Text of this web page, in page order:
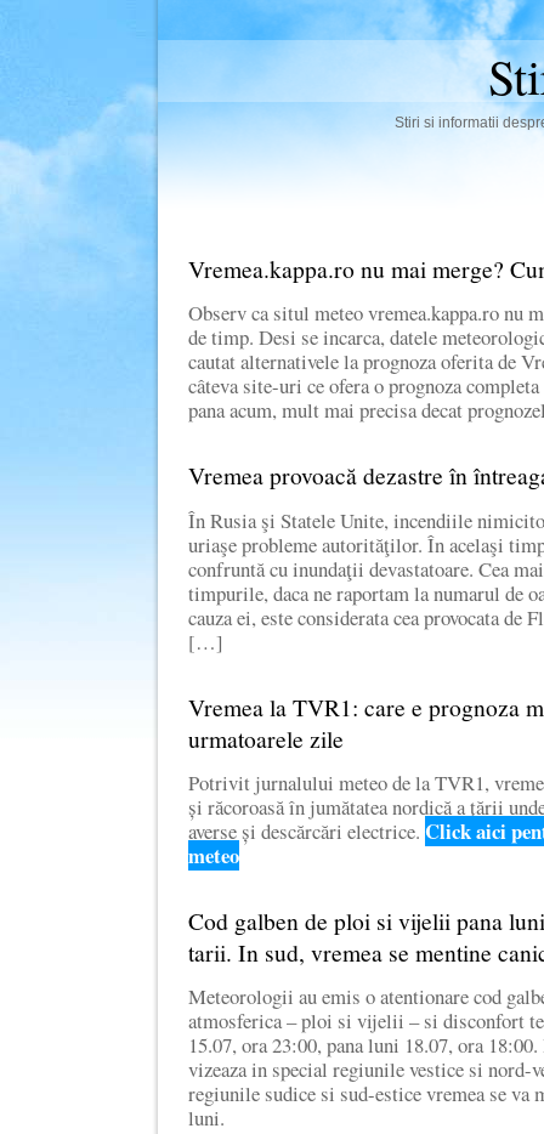
Stiri si informatii
Vremea.kappa.ro nu mai merge?
Observ ca situl meteo vremea.kappa.ro nu
de timp. Desi se incarca, datele
cautat alternativele la prognoza oferita de
câteva site-uri ce ofera o prognoza
pana acum, mult mai precisa decat
Vremea provoacă dezastre în
În Rusia şi Statele Unite, incendiile
uriaşe probleme autorităţilor. În acelaşi
confruntă cu inundaţii devastatoare. Cea
timpurile, daca ne raportam la numarul de
cauza ei, este considerata cea provocata
[…]
Vremea la TVR1: care e prognoza
urmatoarele zile
Potrivit jurnalului meteo de la TVR1,
și răcoroasă în jumătatea nordică a țării
averse și descărcări electrice. Click aici
meteo
Cod galben de ploi si vijelii pana
tarii. In sud, vremea se mentine
Meteorologii au emis o atentionare cod
atmosferica – ploi si vijelii – si disconfort
15.07, ora 23:00, pana luni 18.07, ora
vizeaza in special regiunile vestice si nord-
regiunile sudice si sud-estice vremea se va
luni.